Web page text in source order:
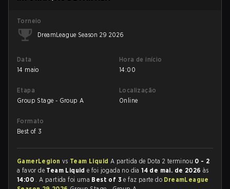
Torneio
DreamLeague Season 29 2026
Data
14 maio
Hora de início
14:00
Etapa
Group Stage - Group A
Localização
Online
Formato
Best of 3
GamerLegion vs Team Liquid A partida de Dota 2 terminou 0 - 2
a favor de Team Liquide foi jogada no dia14 de mai. de 2026 às
14:00 . A partida foi uma Best of 3e faz parte do DreamLeague